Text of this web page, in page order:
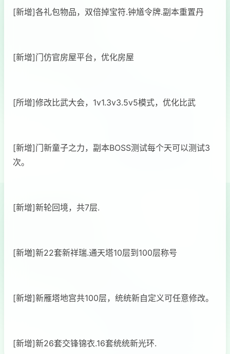
[新增]各礼包物品，双倍掉宝符.钟馗令牌.副本重置丹
[新增]门仿官房屋平台，优化房屋
[所增]修改比武大会，1v1.3v3.5v5模式，优化比武
[新增]门新童子之力，副本BOSS测试每个天可以测试3
次。
[新增]新轮回境，共7层.
[新増]新22套新祥瑞.通天塔10层到100层称号
[新增]新雁塔地宫共100层，统统新自定义可任意修改。
[新增]新26套交锋锦衣.16套统统新光环.